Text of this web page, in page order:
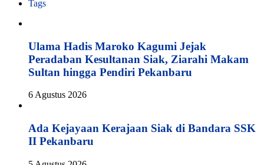
Tags
Ulama Hadis Maroko Kagumi Jejak
Peradaban Kesultanan Siak, Ziarahi Makam
Sultan hingga Pendiri Pekanbaru
6 Agustus 2026
Ada Kejayaan Kerajaan Siak di Bandara SSK
II Pekanbaru